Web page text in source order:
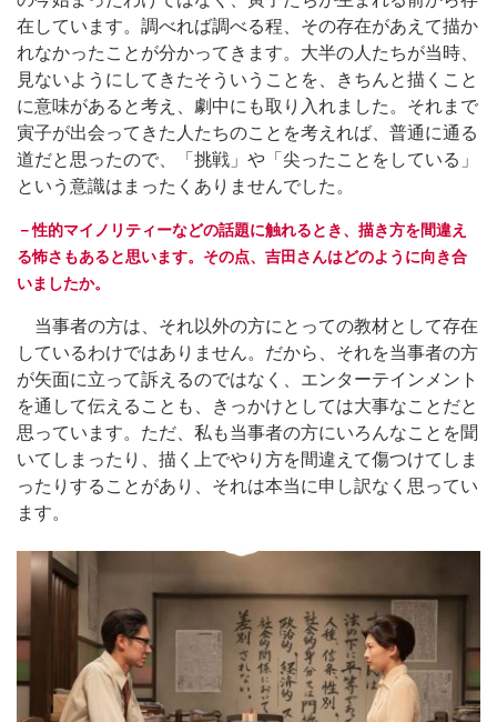
在しています。調べれば調べる程、その存在があえて描か
れなかったことが分かってきます。大半の人たちが当時、
見ないようにしてきたそういうことを、きちんと描くこと
に意味があると考え、劇中にも取り入れました。それまで
寅子が出会ってきた人たちのことを考えれば、普通に通る
道だと思ったので、「挑戦」や「尖ったことをしている」
という意識はまったくありませんでした。
－性的マイノリティーなどの話題に触れるとき、描き方を間違え
る怖さもあると思います。その点、吉田さんはどのように向き合
いましたか。
当事者の方は、それ以外の方にとっての教材として存在
しているわけではありません。だから、それを当事者の方
が矢面に立って訴えるのではなく、エンターテインメント
を通して伝えることも、きっかけとしては大事なことだと
思っています。ただ、私も当事者の方にいろんなことを聞
いてしまったり、描く上でやり方を間違えて傷つけてしま
ったりすることがあり、それは本当に申し訳なく思ってい
ます。